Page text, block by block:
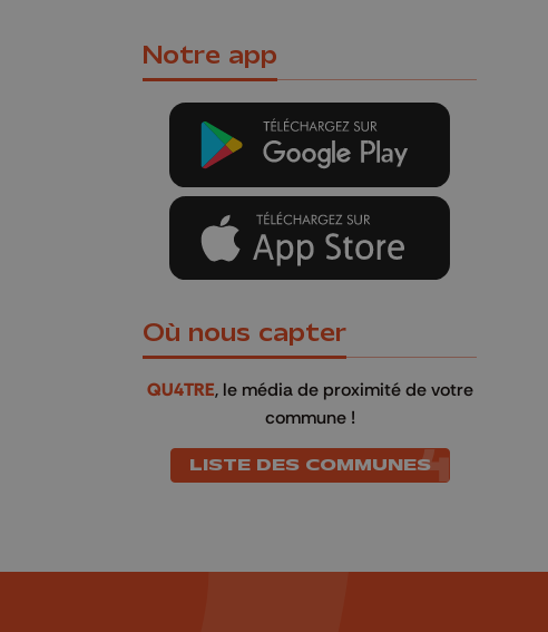
Notre app
Où nous capter
QU4TRE, le média de proximité de votre
commune !
LISTE DES COMMUNES